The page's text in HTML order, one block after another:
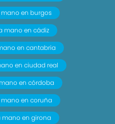
en burgos
mano en cádiz
en cantabria
en ciudad real
en córdoba
en coruña
mano en girona